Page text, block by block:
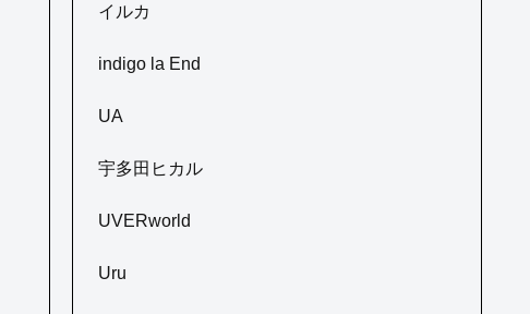
イルカ
indigo la End
UA
宇多田ヒカル
UVERworld
Uru